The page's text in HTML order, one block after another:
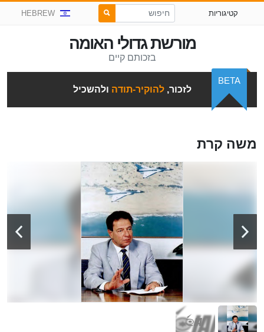
קטיגוריות HEBREW
מורשת גדולי האומה
בזכותם קיים
לזכור,להוקיר-תודה ולהשכיל
BETA
משה קרת